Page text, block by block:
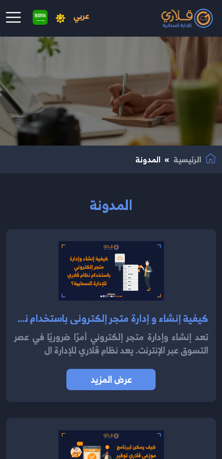
عربي
انتقال إلى المحتوى الرئيسي
الرئيسية المدونة
المدونة
كيفية إنشاء و إدارة متجر إلكتروني باستخدام نظام قلاري للإدارة السحابية 2024؟
تعد إنشاء وإدارة متجر إلكتروني أمرًا ضروريًا في عصر
التسوق عبر الإنترنت. يعد نظام قلاري للإدارة ال
عرض المزيد